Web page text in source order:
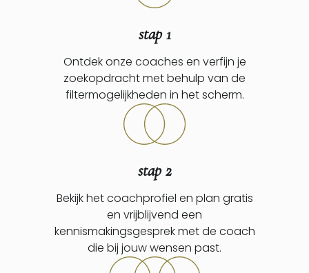
stap 1
Ontdek onze coaches en verfijn je
zoekopdracht met behulp van de
filtermogelijkheden in het scherm.
stap 2
Bekijk het coachprofiel en plan gratis
en vrijblijvend een
kennismakingsgesprek met de coach
die bij jouw wensen past.